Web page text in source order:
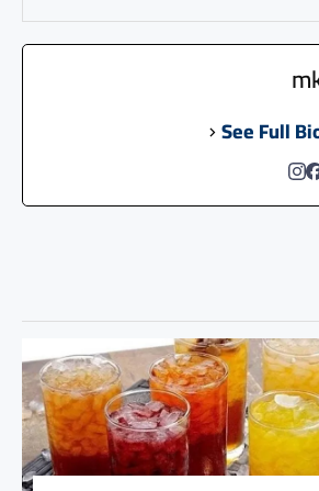
See Full